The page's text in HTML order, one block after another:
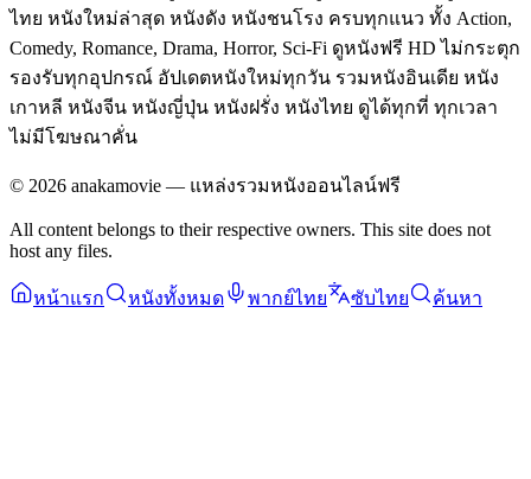
ไทย หนังใหม่ล่าสุด หนังดัง หนังชนโรง ครบทุกแนว ทั้ง Action,
Comedy, Romance, Drama, Horror, Sci-Fi ดูหนังฟรี HD ไม่กระตุก
รองรับทุกอุปกรณ์ อัปเดตหนังใหม่ทุกวัน รวมหนังอินเดีย หนัง
เกาหลี หนังจีน หนังญี่ปุ่น หนังฝรั่ง หนังไทย ดูได้ทุกที่ ทุกเวลา
ไม่มีโฆษณาคั่น
© 2026 anakamovie — แหล่งรวมหนังออนไลน์ฟรี
All content belongs to their respective owners. This site does not
host any files.
หน้าแรก หนังทั้งหมด พากย์ไทย ซับไทย ค้นหา